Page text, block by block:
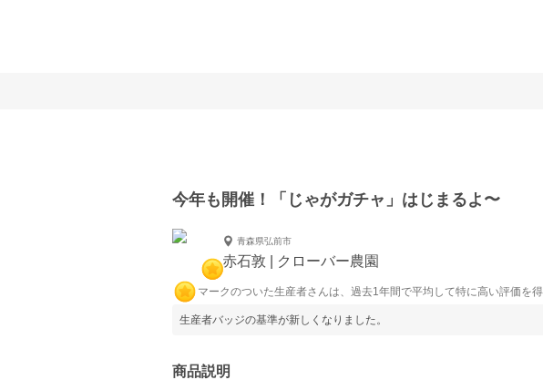
今年も開催！「じゃがガチャ」はじまるよ〜
青森県弘前市
赤石敦 | クローバー農園
マークのついた生産者さんは、過去1年間で平均して特に高い評価を得
生産者バッジの基準が新しくなりました。
商品説明